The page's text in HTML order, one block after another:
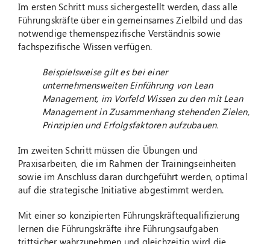
Im ersten Schritt muss sichergestellt werden, dass alle
Führungskräfte über ein gemeinsames Zielbild und das
notwendige themenspezifische Verständnis sowie
fachspezifische Wissen verfügen.
Beispielsweise gilt es bei einer
unternehmensweiten Einführung von Lean
Management, im Vorfeld Wissen zu den mit Lean
Management in Zusammenhang stehenden Zielen,
Prinzipien und Erfolgsfaktoren aufzubauen.
Im zweiten Schritt müssen die Übungen und
Praxisarbeiten, die im Rahmen der Trainingseinheiten
sowie im Anschluss daran durchgeführt werden, optimal
auf die strategische Initiative abgestimmt werden.
Mit einer so konzipierten Führungskräftequalifizierung
lernen die Führungskräfte ihre Führungsaufgaben